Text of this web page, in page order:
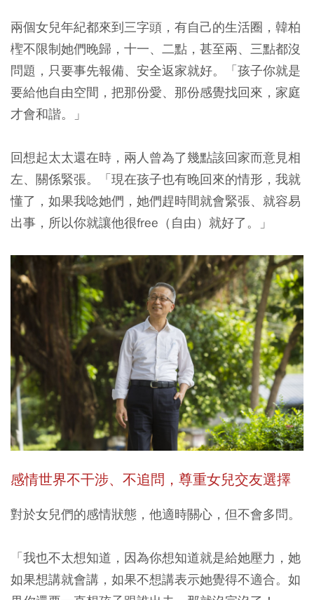
兩個女兒年紀都來到三字頭，有自己的生活圈，韓柏
檉不限制她們晚歸，十一、二點，甚至兩、三點都沒
問題，只要事先報備、安全返家就好。「孩子你就是
要給他自由空間，把那份愛、那份感覺找回來，家庭
才會和諧。」
回想起太太還在時，兩人曾為了幾點該回家而意見相
左、關係緊張。「現在孩子也有晚回來的情形，我就
懂了，如果我唸她們，她們趕時間就會緊張、就容易
出事，所以你就讓他很free（自由）就好了。」
感情世界不干涉、不追問，尊重女兒交友選擇
對於女兒們的感情狀態，他適時關心，但不會多問。
「我也不太想知道，因為你想知道就是給她壓力，她
如果想講就會講，如果不想講表示她覺得不適合。如